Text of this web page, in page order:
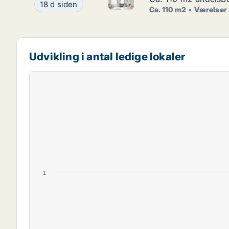
Ca. 110 m2 andelsbolig til salg på 1900
18 d siden
Ca. 110 m2 Værelser
Udvikling i antal ledige lokaler
1